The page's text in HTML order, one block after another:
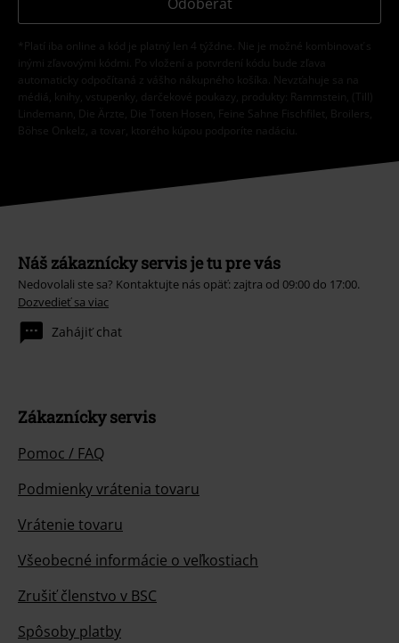
*Platí iba online a kód je platný len 4 týždne. Nie je možné kombinovať s
inými zľavovými kódmi. Po vložení a potvrdení kódu bude zľava
automaticky odpočítaná z vášho nákupného košíka. Nevzťahuje sa na
médiá, knihy, vstupenky, darčekové poukazy, produkty: Rammstein, (Till)
Lindemann, Die Ärzte, Die Toten Hosen, Feine Sahne Fischfilet, Broilers,
Böhse Onkelz, a tovar, ktorého kúpou podporíte nadáciu.
Náš zákaznícky servis je tu pre vás
Nedovolali ste sa? Kontaktujte nás opäť: zajtra od 09:00 do 17:00.
Dozvedieť sa viac
Zahájiť chat
Zákaznícky servis
Pomoc / FAQ
Podmienky vrátenia tovaru
Vrátenie tovaru
Všeobecné informácie o veľkostiach
Zrušiť členstvo v BSC
Spôsoby platby